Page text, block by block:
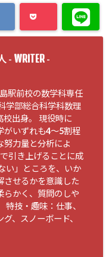
- WRITER-
駅前校の数学科専任
学部総合科学科数理
校出身。 現役時に
がいずれも4〜5割程
努力量と分析によ
引き上げることに成
い」ところを、いか
させるかを意識した
らかく、質問のしや
特技・趣味：仕事、
、スノーボード、